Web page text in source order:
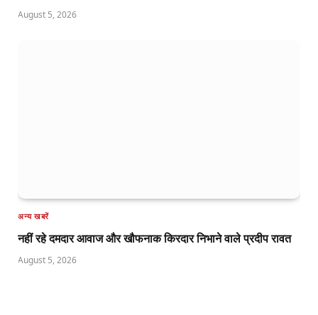
August 5, 2026
अन्य खबरें
नहीं रहे दमदार आवाज और खौफनाक किरदार निभाने वाले प्रदीप रावत
August 5, 2026